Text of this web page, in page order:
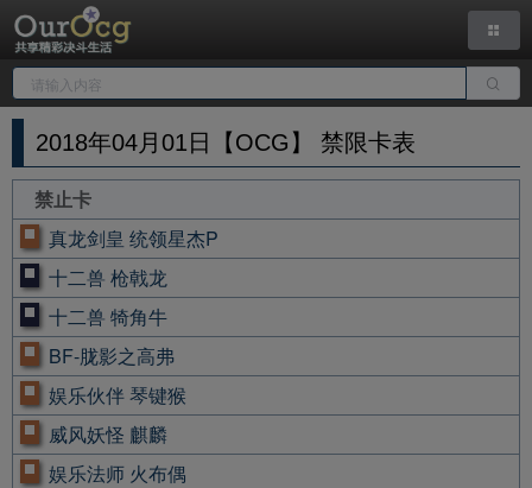
2018年04月01日【OCG】 禁限卡表
禁止卡
真龙剑皇 统领星杰P
十二兽 枪戟龙
十二兽 犄角牛
BF-胧影之高弗
娱乐伙伴 琴键猴
威风妖怪 麒麟
娱乐法师 火布偶